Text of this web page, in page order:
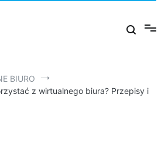
BIURO
z wirtualnego biura? Przepisy i